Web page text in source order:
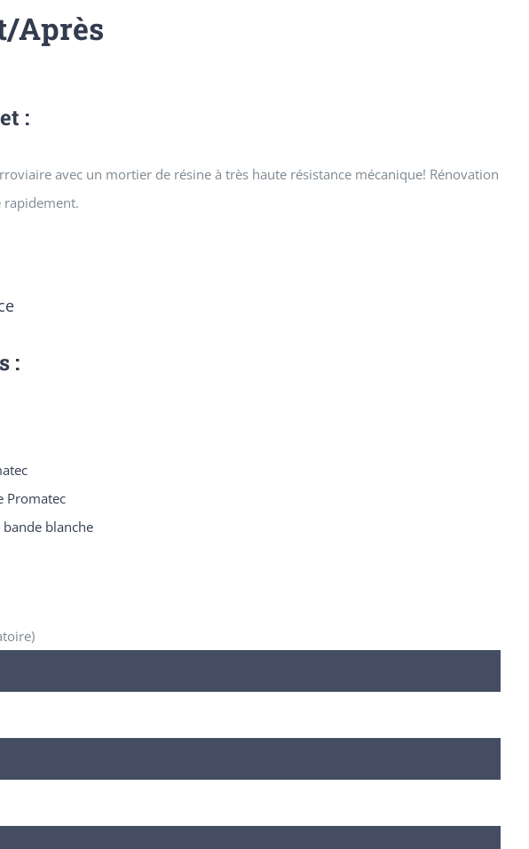
Après
:
avec un mortier de résine à très haute résistance mécanique! Rénovation
rapidement.
:
Promatec
blanche